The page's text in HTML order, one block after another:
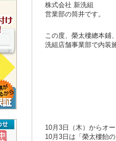
株式会社 新洗組
営業部の筒井です。
この度、榮太樓總本鋪
洗組店舗事業部で内装
10月3日（木）からオー
10月3日は「榮太樓飴